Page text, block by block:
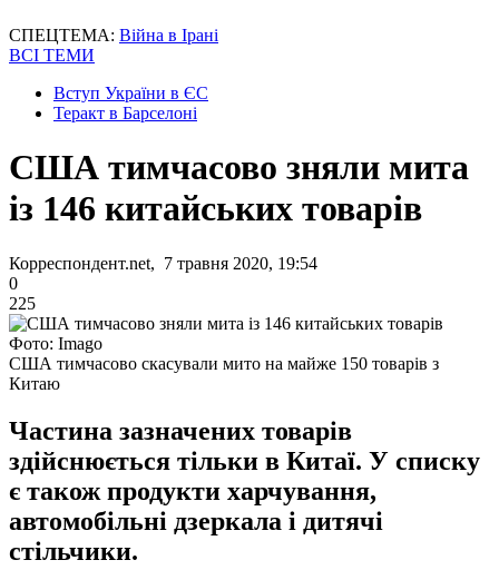
СПЕЦТЕМА: Війна в Ірані
ВСІ ТЕМИ
Вступ України в ЄС
Теракт в Барселоні
США тимчасово зняли мита
із 146 китайських товарів
Корреспондент.net, 7 травня 2020, 19:54
0
225
Фото: Imago
США тимчасово скасували мито на майже 150 товарів з
Китаю
Частина зазначених товарів
здійснюється тільки в Китаї. У списку
є також продукти харчування,
автомобільні дзеркала і дитячі
стільчики.